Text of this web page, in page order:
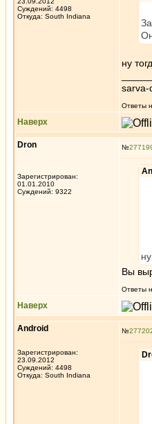
Суждений: 4498
Откуда: South Indiana
ну
sarva-
Ответы
Наверх
Dron
Зарегистрирован:
01.01.2010
Суждений: 9322
№
Вы
Ответы
Наверх
Android
Зарегистрирован:
23.09.2012
Суждений: 4498
Откуда: South Indiana
№